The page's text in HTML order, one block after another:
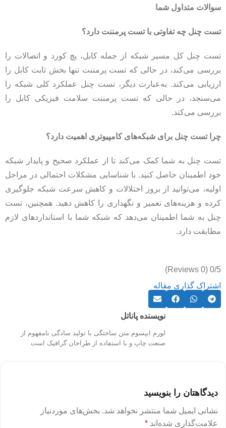
سوالات متداول شما
تست چنل چه تفاوتی با تست پرمننت دارد؟
تست چنل کل مسیر شبکه از جمله کابل، پچ کورد و اتصالات را
بررسی می‌کند، در حالی که تست پرمننت تنها بخش ثابت کابل را
ارزیابی می‌کند. به‌عبارت دیگر، تست چنل عملکرد کلی شبکه را
می‌سنجد، در حالی که تست پرمننت سلامت فیزیکی کابل را
بررسی می‌کند.
چرا تست چنل برای شبکه‌های کامپیوتری اهمیت دارد؟
تست چنل به شما کمک می‌کند تا از عملکرد صحیح و پایدار شبکه
خود اطمینان حاصل کنید. با شناسایی مشکلات احتمالی در مراحل
اولیه، می‌توانید از بروز اختلالات و کاهش سرعت شبکه جلوگیری
کرده و هزینه‌های تعمیر و نگهداری را کاهش دهید. همچنین، تست
چنل به شما اطمینان می‌دهد که شبکه شما با استانداردهای لازم
مطابقت دارد.
0/5
(0 Reviews)
اشتراک گذاری مقاله
نویسنده پاناتل
لورم ایپسوم متن ساختگی با تولید سادگی نامفهوم از
صنعت چاپ و با استفاده از طراحان گرافیک است
دیدگاهتان را بنویسید
نشانی ایمیل شما منتشر نخواهد شد. بخش‌های موردنیاز
علامت‌گذاری شده‌اند *